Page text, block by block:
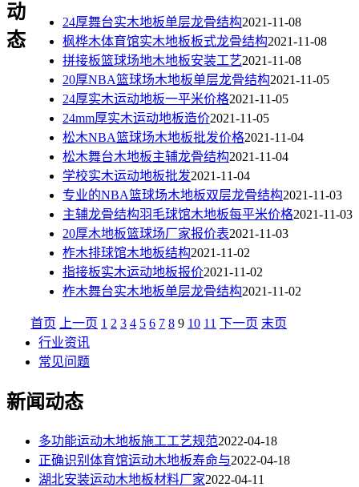
24厚舞台实木地板单层龙骨结构2021-11-08
枫桦木体育馆实木地板板式龙骨结构2021-11-08
拼接板篮球场地木地板安装工艺2021-11-08
20厚NBA篮球场木地板单层龙骨结构2021-11-05
24厚实木运动地板一平米价格2021-11-05
24mm厚实木运动地板造价2021-11-05
松木NBA篮球场木地板批发价格2021-11-04
松木舞台木地板主辅龙骨结构2021-11-04
学校实木运动地板批发2021-11-04
专业的NBA篮球场木地板双层龙骨结构2021-11-03
主辅龙骨结构羽毛球馆木地板每平米价格2021-11-03
20厚木地板篮球场厂家报价表2021-11-03
柞木排球馆木地板结构2021-11-02
指接板实木运动地板报价2021-11-02
柞木舞台实木地板单层龙骨结构2021-11-02
首页 上一页 1 2 3 4 5 6 7 8 9 10 11 下一页 末页
动
态
行业资讯
常见问题
新闻动态
多功能运动木地板施工工艺规范2022-04-18
正确识别体育馆运动木地板寿命与2022-04-18
湖北安装运动木地板材料厂家2022-04-11